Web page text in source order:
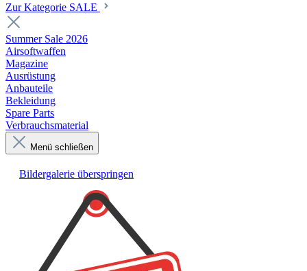
Zur Kategorie SALE
Summer Sale 2026
Airsoftwaffen
Magazine
Ausrüstung
Anbauteile
Bekleidung
Spare Parts
Verbrauchsmaterial
Menü schließen
Bildergalerie überspringen